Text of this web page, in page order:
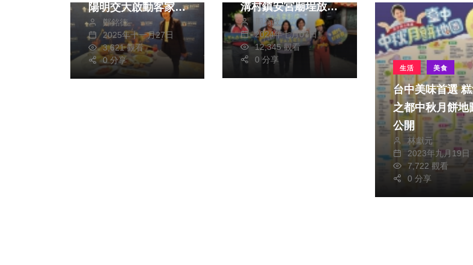
一間隱藏版的越南料
理店、更是一座心靈
的驛站、一種能瞬間
撫平異鄉漂泊感的
陽明交大啟動客家飲
食文化再現計畫
鄭銘德
2025年十一月27日
3,621 觀看
0 分享
溝村鎮安宮廟埕放
映。（照片社區提
供）
周為政
2024年七月07日
12,345 觀看
0 分享
生活 美食
台中美味首選 糕餅
之都中秋月餅地
公開
林獻元
2023年九月19日
7,722 觀看
0 分享